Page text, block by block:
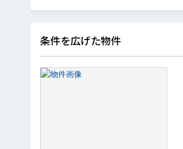
条件を広げた物件